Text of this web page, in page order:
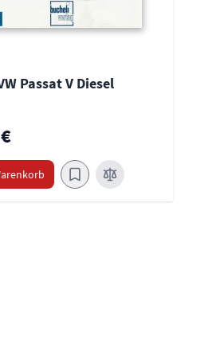
Passat V Diesel